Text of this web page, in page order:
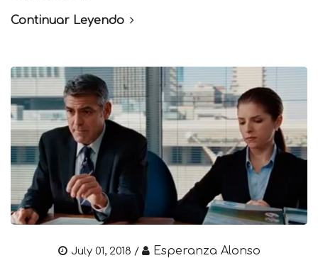
Continuar Leyendo
July 01, 2018 / Esperanza Alonso